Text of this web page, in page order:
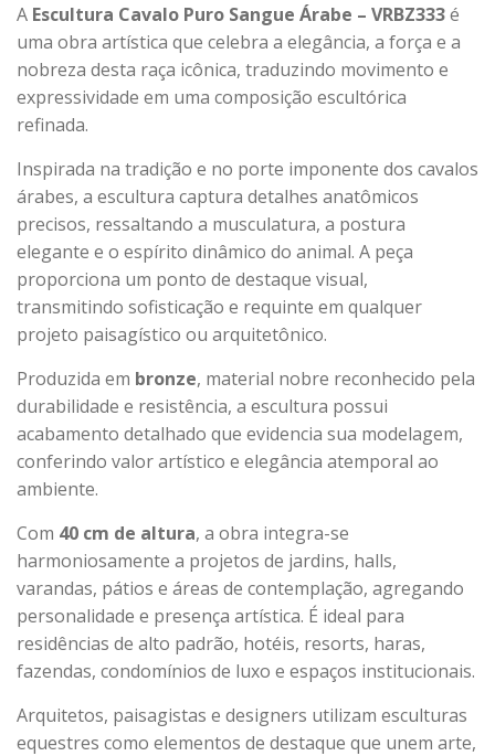
A Escultura Cavalo Puro Sangue Árabe – VRBZ333é
uma obra artística que celebra a elegância, a força e a
nobreza desta raça icônica, traduzindo movimento e
expressividade em uma composição escultórica
refinada.
Inspirada na tradição e no porte imponente dos cavalos
árabes, a escultura captura detalhes anatômicos
precisos, ressaltando a musculatura, a postura
elegante e o espírito dinâmico do animal. A peça
proporciona um ponto de destaque visual,
transmitindo sofisticação e requinte em qualquer
projeto paisagístico ou arquitetônico.
Produzida em bronze, material nobre reconhecido pela
durabilidade e resistência, a escultura possui
acabamento detalhado que evidencia sua modelagem,
conferindo valor artístico e elegância atemporal ao
ambiente.
Com 40 cm de altura, a obra integra-se
harmoniosamente a projetos de jardins, halls,
varandas, pátios e áreas de contemplação, agregando
personalidade e presença artística. É ideal para
residências de alto padrão, hotéis, resorts, haras,
fazendas, condomínios de luxo e espaços institucionais.
Arquitetos, paisagistas e designers utilizam esculturas
equestres como elementos de destaque que unem arte,